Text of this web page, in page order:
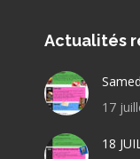
Actualités
17
18